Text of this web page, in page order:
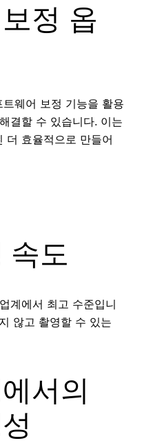
정 옵
웨어 보정 기능을 활용
결할 수 있습니다. 이는
더 효율적으로 만들어
속도
계에서 최고 수준입니
않고 촬영할 수 있는
서의